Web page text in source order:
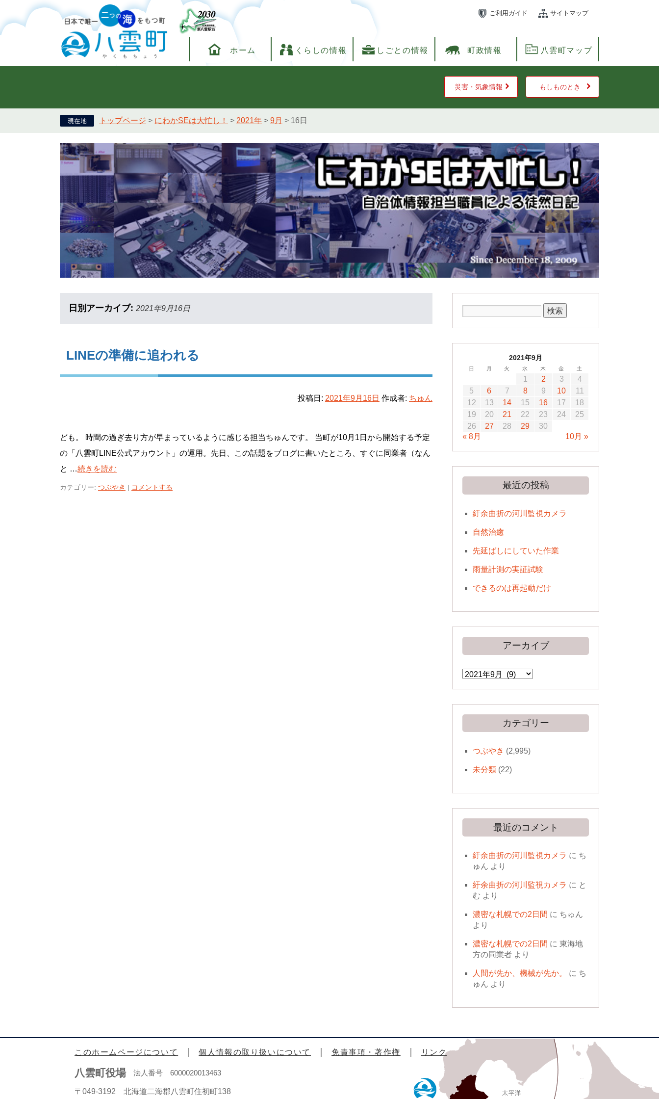
ご利用ガイド サイトマップ
ホーム くらしの情報 しごとの情報 町政情報 八雲町マップ
災害・気象情報 もしものとき
トップページ > にわかSEは大忙し！ > 2021年 > 9月 > 16日
日別アーカイブ: 2021年9月16日
LINEの準備に追われる
投稿日: 2021年9月16日 作成者: ちゅん
ども。 時間の過ぎ去り方が早まっているように感じる担当ちゅんです。 当町が10月1日から開始する予定
の「八雲町LINE公式アカウント」の運用。先日、この話題をブログに書いたところ、すぐに同業者（なん
と …続きを読む
カテゴリー: つぶやき | コメントする
2021年9月
日 月 火 水 木 金 土
1 2 3
4
5
6 7 8 9 10
11
12
13 14 15 16 17
18
19
20 21 22 23 24
25
26
27 28 29
30
« 8月
10月 »
最近の投稿
紆余曲折の河川監視カメラ
自然治癒
先延ばしにしていた作業
雨量計測の実証試験
できるのは再起動だけ
アーカイブ
ア
ー
カ
カテゴリー
つぶやき (2,995)
未分類(22)
最近のコメント
紆余曲折の河川監視カメラ に ち
ゅん より
紆余曲折の河川監視カメラ に と
む より
濃密な札幌での2日間 に ちゅん
より
濃密な札幌での2日間 に 東海地
方の同業者より
人間が先か、機械が先か。 に ち
ゅん より
このホームページについて 個人情報の取り扱いについて 免責事項・著作権 リンク
八雲町役場法人番号 6000020013463
〒049-3192 北海道二海郡八雲町住初町138